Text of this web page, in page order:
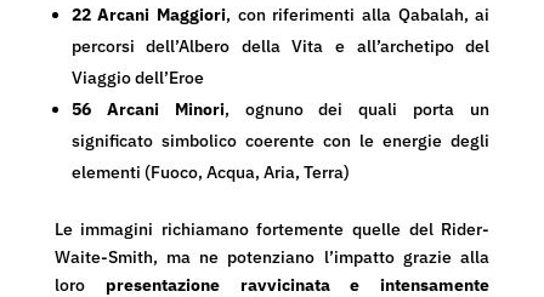
22 Arcani Maggiori, con riferimenti alla Qabalah, ai
percorsi dell’Albero della Vita e all’archetipo del
Viaggio dell’Eroe
56 Arcani Minori, ognuno dei quali porta un
significato simbolico coerente con le energie degli
elementi (Fuoco, Acqua, Aria, Terra)
Le immagini richiamano fortemente quelle del Rider-
Waite-Smith, ma ne potenziano l’impatto grazie alla
loro presentazione ravvicinata e intensamente